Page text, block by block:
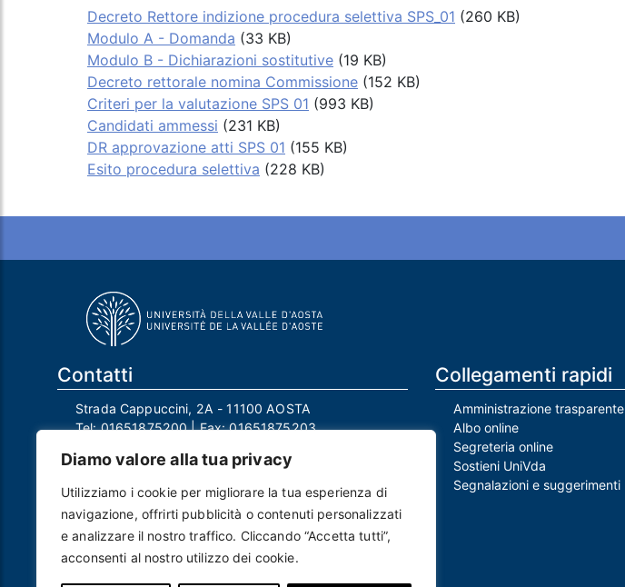
Diamo valore alla tua privacy
Utilizziamo i cookie per migliorare la tua esperienza di
navigazione, offrirti pubblicità o contenuti personalizzati
e analizzare il nostro traffico. Cliccando “Accetta tutti”,
acconsenti al nostro utilizzo dei cookie.
Decreto Rettore indizione procedura selettiva SPS_01 (260 KB)
Modulo A - Domanda (33 KB)
Modulo B - Dichiarazioni sostitutive (19 KB)
Decreto rettorale nomina Commissione (152 KB)
Criteri per la valutazione SPS 01 (993 KB)
Candidati ammessi (231 KB)
DR approvazione atti SPS 01 (155 KB)
Esito procedura selettiva (228 KB)
Contatti
Strada Cappuccini, 2A - 11100 AOSTA
Tel:01651875200| Fax:01651875203
Mail Responsabile Protezione dei Dati:
rpd@univda.it
Posta certificata:protocollo@pec.univda.it
P.IVA 01040890079 e C.F. 91041130070
Codice Univoco Ufficio: UF2EU2
Nome ufficio: Uff_eFatturaPA
Codice IPA: uvdau_ao
Collegamenti rapidi
Amministrazione trasparente
Albo online
Segreteria online
Sostieni UniVda
Segnalazioni e suggerimenti